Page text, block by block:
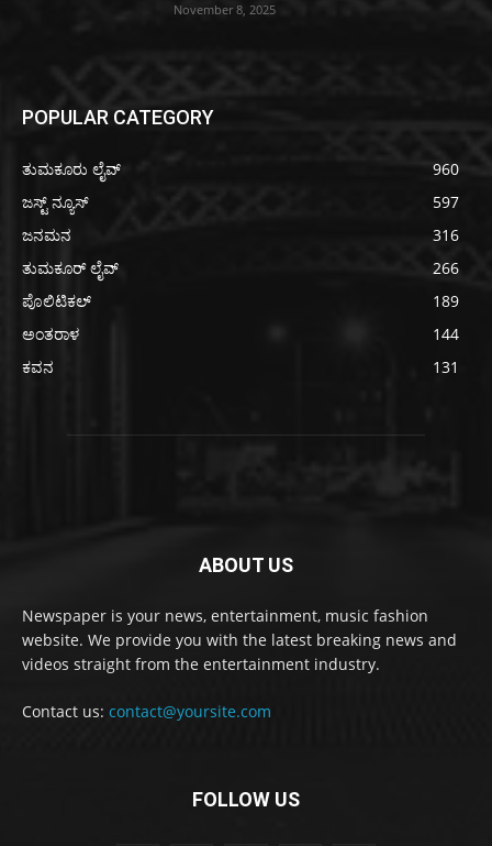
November 8, 2025
POPULAR CATEGORY
ತುಮಕೂರು ಲೈವ್
960
ಜಸ್ಟ್ ನ್ಯೂಸ್
597
ಜನಮನ
316
ತುಮಕೂರ್ ಲೈವ್
266
ಪೊಲಿಟಿಕಲ್
189
ಅಂತರಾಳ
144
ಕವನ
131
ABOUT US
Newspaper is your news, entertainment, music fashion
website. We provide you with the latest breaking news and
videos straight from the entertainment industry.
Contact us: contact@yoursite.com
FOLLOW US